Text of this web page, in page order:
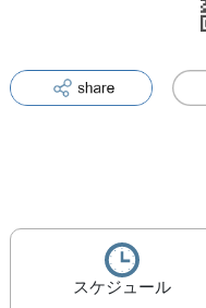
スケジュール